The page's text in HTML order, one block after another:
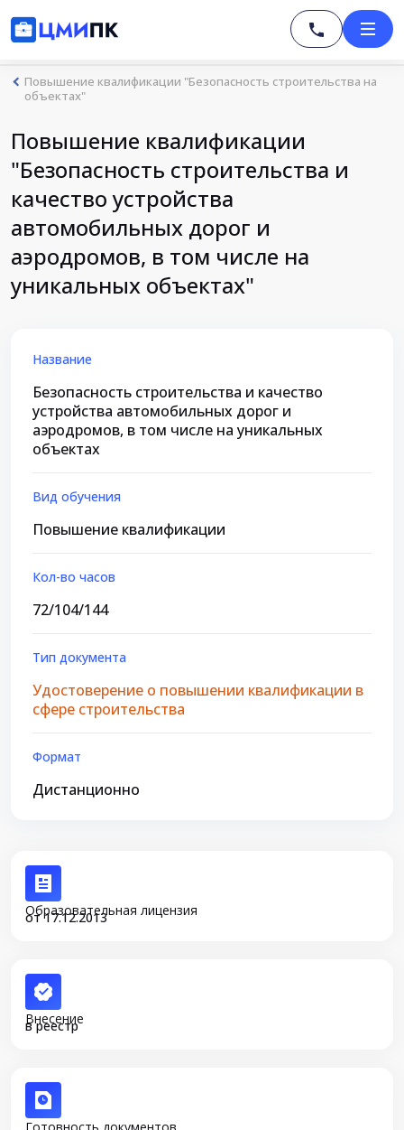
Повышение квалификации "Безопасность строительства на
объектах"
Повышение квалификации
"Безопасность строительства и
качество устройства
автомобильных дорог и
аэродромов, в том числе на
уникальных объектах"
Название
Безопасность строительства и качество
устройства автомобильных дорог и
аэродромов, в том числе на уникальных
объектах
Вид обучения
Повышение квалификации
Кол-во часов
72/104/144
Тип документа
Удостоверение о повышении квалификации в
сфере строительства
Формат
Дистанционно
Образовательная лицензия
от 17.12.2013
Внесение
в реестр